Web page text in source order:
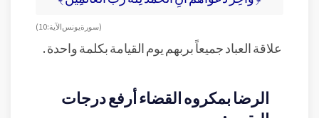
( سورة يونس الآية : 10 )
علاقة العباد جميعاً بربهم يوم القيامة بكلمة واحدة .
الرضا بمكروه القضاء أرفع درجات